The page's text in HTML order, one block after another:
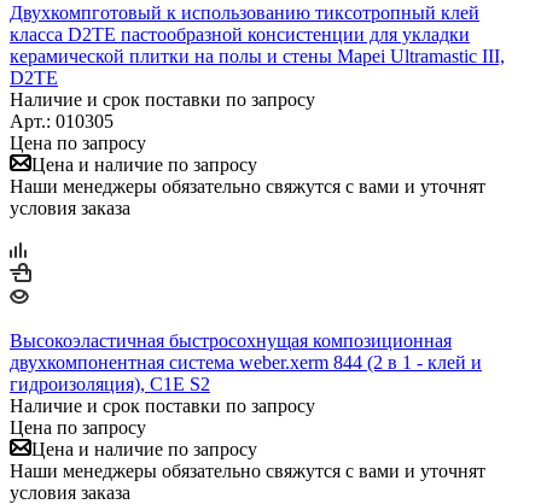
Двухкомпготовый к использованию тиксотропный клей
класса D2TE пастообразной консистенции для укладки
керамической плитки на полы и стены Mapei Ultramastic III,
D2TE
Наличие и срок поставки по запросу
Арт.: 010305
Цена по запросу
Цена и наличие по запросу
Наши менеджеры обязательно свяжутся с вами и уточнят
условия заказа
Высокоэластичная быстросохнущая композиционная
двухкомпонентная система weber.xerm 844 (2 в 1 - клей и
гидроизоляция), C1E S2
Наличие и срок поставки по запросу
Цена по запросу
Цена и наличие по запросу
Наши менеджеры обязательно свяжутся с вами и уточнят
условия заказа